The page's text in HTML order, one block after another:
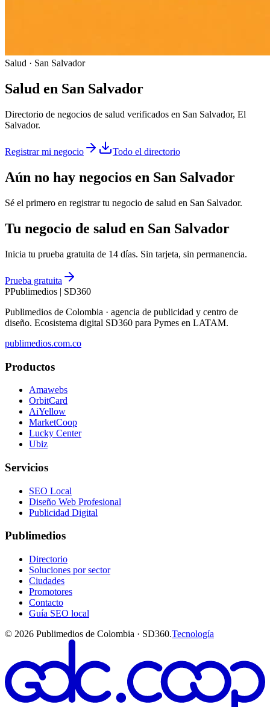
Salud · San Salvador
Salud en San Salvador
Directorio de negocios de salud verificados en San Salvador, El
Salvador.
Registrar mi negocio Todo el directorio
Aún no hay negocios en San Salvador
Sé el primero en registrar tu negocio de salud en San Salvador.
Tu negocio de salud en San Salvador
Inicia tu prueba gratuita de 14 días. Sin tarjeta, sin permanencia.
Prueba gratuita
PPublimedios | SD360
Publimedios de Colombia · agencia de publicidad y centro de
diseño. Ecosistema digital SD360 para Pymes en LATAM.
publimedios.com.co
Productos
Amawebs
OrbitCard
AiYellow
MarketCoop
Lucky Center
Ubiz
Servicios
SEO Local
Diseño Web Profesional
Publicidad Digital
Publimedios
Directorio
Soluciones por sector
Ciudades
Promotores
Contacto
Guía SEO local
© 2026 Publimedios de Colombia · SD360.Tecnología